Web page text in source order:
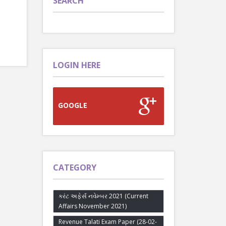
LOGIN HERE
GOOGLE
CATEGORY
કરંટ અફેર્સ નવેમ્બર 2021 (Current
Affairs November 2021)
Revenue Talati Exam Paper (28-02-